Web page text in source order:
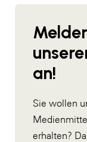
an!
Sie wollen
erhalten?